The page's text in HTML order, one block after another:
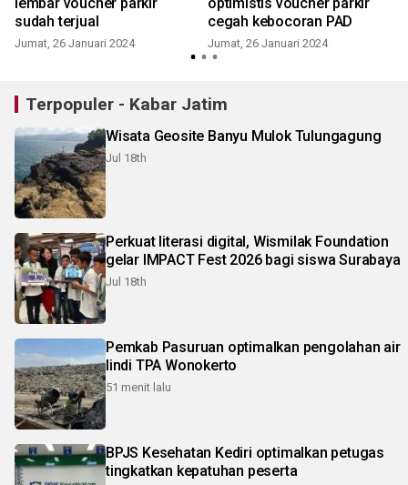
sudah terjual
Jumat, 26 Januari 2024
cegah kebocoran PAD
Jumat, 26 Januari 2024
Terpopuler - Kabar Jatim
Wisata Geosite Banyu Mulok Tulungagung
Jul 18th
Perkuat literasi digital, Wismilak Foundation
gelar IMPACT Fest 2026 bagi siswa Surabaya
Jul 18th
Pemkab Pasuruan optimalkan pengolahan air
lindi TPA Wonokerto
51 menit lalu
BPJS Kesehatan Kediri optimalkan petugas
tingkatkan kepatuhan peserta